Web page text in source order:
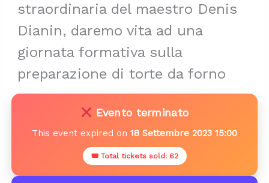
straordinaria del maestro Denis
Dianin, daremo vita ad una
giornata formativa sulla
preparazione di torte da forno
Evento terminato
This event expired on 18 Settembre 2023 15:00
🎟 Total tickets sold: 62